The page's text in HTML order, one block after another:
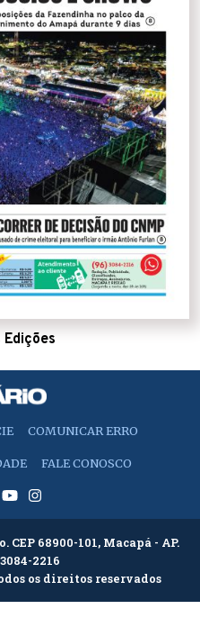
Edições
COMUNICAR ERRO
FALE CONOSCO
68900-101, Macapá - AP.
2216
os direitos reservados